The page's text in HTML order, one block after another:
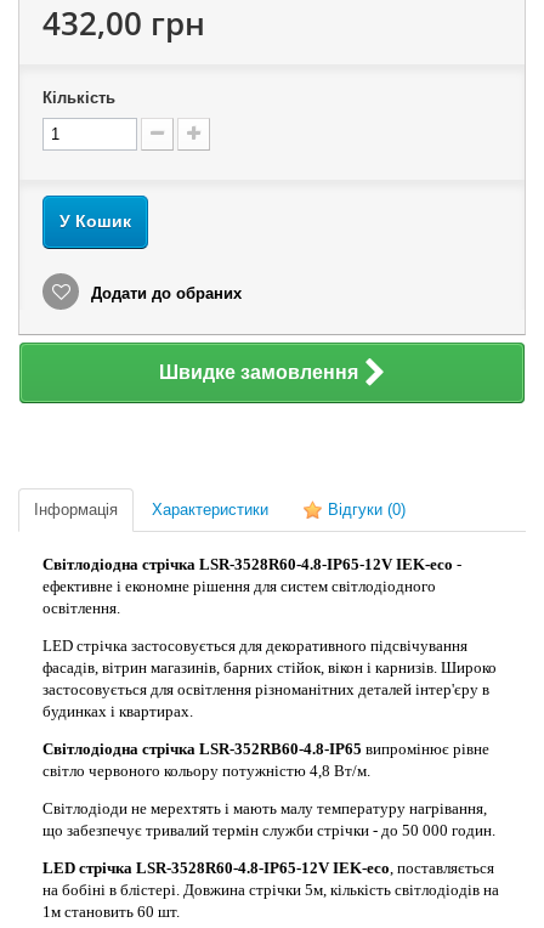
432,00 грн
Кількість
У Кошик
Додати до обраних
Швидке замовлення
Інформація Характеристики Відгуки (0)
Світлодіодна стрічка LSR-3528R60-4.8-IP65-12V IEK-eco -
ефективне і економне рішення для систем світлодіодного
освітлення.
LED стрічка застосовується для декоративного підсвічування
фасадів, вітрин магазинів, барних стійок, вікон і карнизів. Широко
застосовується для освітлення різноманітних деталей інтер'єру в
будинках і квартирах.
Світлодіодна стрічка LSR-352RB60-4.8-IP65 випромінює рівне
світло червоного кольору потужністю 4,8 Вт/м.
Світлодіоди не мерехтять і мають малу температуру нагрівання,
що забезпечує тривалий термін служби стрічки - до 50 000 годин.
LED стрічка LSR-3528R60-4.8-IP65-12V IEK-eco, поставляється
на бобіні в блістері. Довжина стрічки 5м, кількість світлодіодів на
1м становить 60 шт.